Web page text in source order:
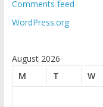
Comments feed
WordPress.org
August 2026
M
T W